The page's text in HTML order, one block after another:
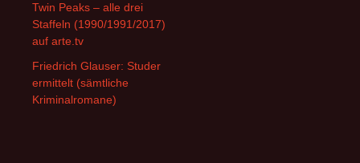
Twin Peaks – alle drei
Staffeln (1990/1991/2017)
auf arte.tv
Friedrich Glauser: Studer
ermittelt (sämtliche
Kriminalromane)